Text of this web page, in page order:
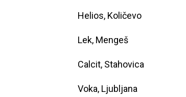
Helios, Količevo
Lek, Mengeš
Calcit, Stahovica
Voka, Ljubljana